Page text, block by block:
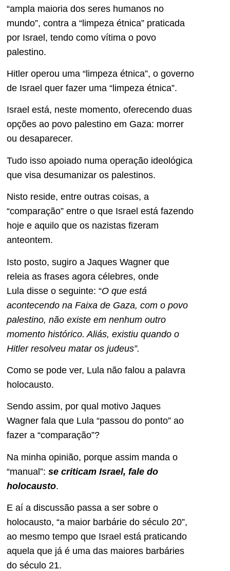
“ampla maioria dos seres humanos no
mundo”, contra a “limpeza étnica” praticada
por Israel, tendo como vítima o povo
palestino.
Hitler operou uma “limpeza étnica”, o governo
de Israel quer fazer uma “limpeza étnica”.
Israel está, neste momento, oferecendo duas
opções ao povo palestino em Gaza: morrer
ou desaparecer.
Tudo isso apoiado numa operação ideológica
que visa desumanizar os palestinos.
Nisto reside, entre outras coisas, a
“comparação” entre o que Israel está fazendo
hoje e aquilo que os nazistas fizeram
anteontem.
Isto posto, sugiro a Jaques Wagner que
releia as frases agora célebres, onde
Lula disse o seguinte: “O que está
acontecendo na Faixa de Gaza, com o povo
palestino, não existe em nenhum outro
momento histórico. Aliás, existiu quando o
Hitler resolveu matar os judeus”.
Como se pode ver, Lula não falou a palavra
holocausto.
Sendo assim, por qual motivo Jaques
Wagner fala que Lula “passou do ponto” ao
fazer a “comparação”?
Na minha opinião, porque assim manda o
“manual”: se criticam Israel, fale do
holocausto.
E aí a discussão passa a ser sobre o
holocausto, “a maior barbárie do século 20”,
ao mesmo tempo que Israel está praticando
aquela que já é uma das maiores barbáries
do século 21.